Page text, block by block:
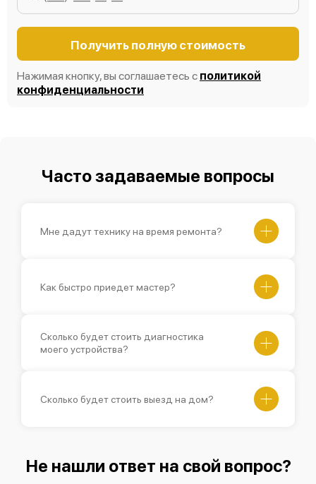
Получить полную стоимость
Нажимая кнопку, вы соглашаетесь с политикой
конфиденциальности
Часто задаваемые вопросы
Мне дадут технику на время ремонта?
Как быстро приедет мастер?
Сколько будет стоить диагностика
моего устройства?
Сколько будет стоить выезд на дом?
Не нашли ответ на свой вопрос?